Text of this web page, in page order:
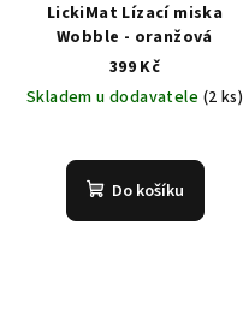
LickiMat Lízací miska
Wobble - oranžová
399 Kč
Skladem u dodavatele (2 ks)
Do košíku